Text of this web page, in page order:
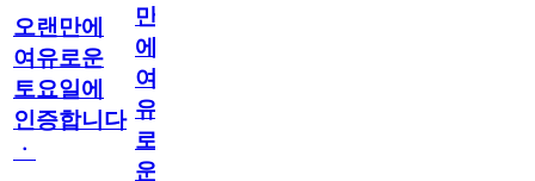
오랜만에
여유로운
토요일에
인증합니다
ㆍ
만
에
여
유
로
운